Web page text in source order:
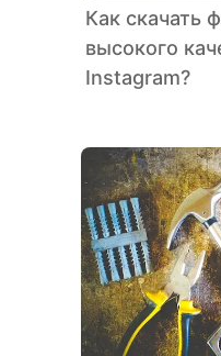
Как скачать
высокого
Instagram?